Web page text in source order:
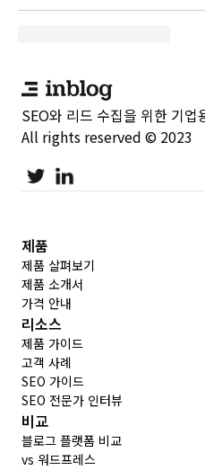
SEO와 리드 수집을 위한 기업
All rights reserved © 2023
제품
제품 살펴보기
제품 소개서
가격 안내
리소스
제품 가이드
고객 사례
SEO 가이드
SEO 전문가 인터뷰
비교
블로그 플랫폼 비교
vs 워드프레스